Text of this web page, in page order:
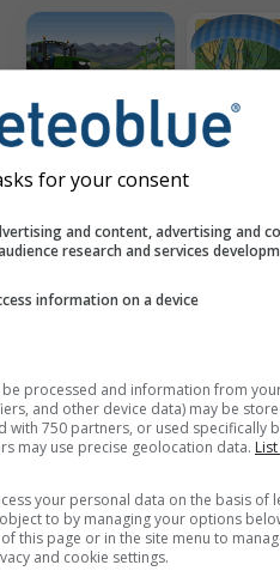
Meteogram
AGRO
სეზონური
for your consent
and content, advertising and
research and services
information on a device
processed and information from
and other device data) may be
with 750 partners, or used specifically
may use precise geolocation data.
your personal data on the basis of
to by managing your options
this page or in the site menu to
and cookie settings.